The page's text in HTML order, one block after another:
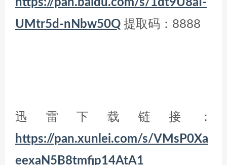
https://pan.baidu.com/s/1dt9U8aI-
UMtr5d-nNbw50Q 提取码：8888
迅雷下载链接：
https://pan.xunlei.com/s/VMsP0Xa
eexaN5B8tmfjp14AtA1